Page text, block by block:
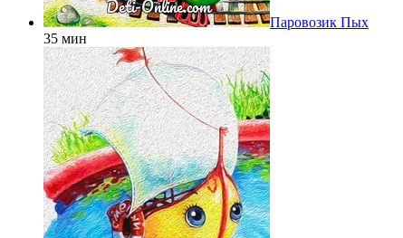
Паровозик Пых
35 мин